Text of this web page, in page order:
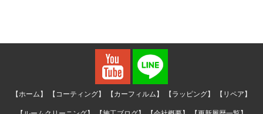
【ホーム】 【コーティング】 【カーフィルム】 【ラッピング】 【リペア】